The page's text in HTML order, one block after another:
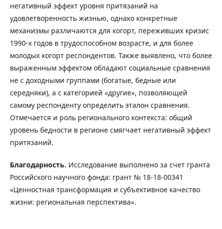
негативный эффект уровня притязаний на
удовлетворенность жизнью, однако конкретные
механизмы различаются для когорт, переживших кризис
1990-х годов в трудоспособном возрасте, и для более
молодых когорт респондентов. Также выявлено, что более
выраженным эффектом обладают социальные сравнения
не с доходными группами (богатые, бедные или
середняки), а с категорией «другие», позволяющей
самому респонденту определить эталон сравнения.
Отмечается и роль регионального контекста: общий
уровень бедности в регионе смягчает негативный эффект
притязаний.
Благодарность. Исследование выполнено за счет гранта
Российского научного фонда: грант № 18-18-00341
«Ценностная трансформация и субъективное качество
жизни: региональная перспектива».